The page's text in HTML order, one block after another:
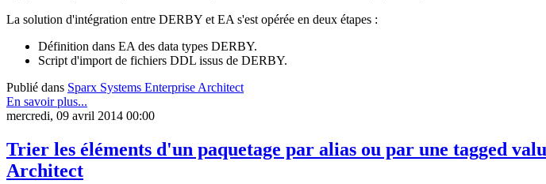
La solution d'intégration entre DERBY et EA s'est opérée en deux étapes :
Définition dans EA des data types DERBY.
Script d'import de fichiers DDL issus de DERBY.
Publié dans Sparx Systems Enterprise Architect
En savoir plus...
mercredi, 09 avril 2014 00:00
Trier les éléments d'un paquetage par alias ou par une tagged
Architect